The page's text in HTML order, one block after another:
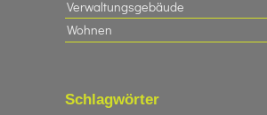
Verwaltungsgebäude
Wohnen
Schlagwörter